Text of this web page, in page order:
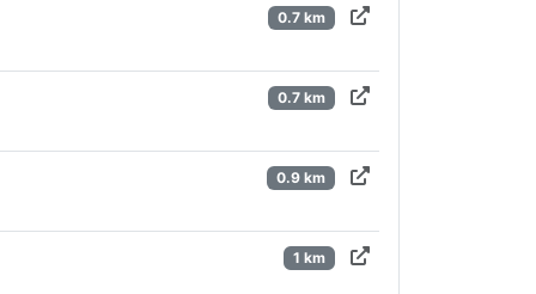
0.7 km
0.7 km
0.9 km
1 km